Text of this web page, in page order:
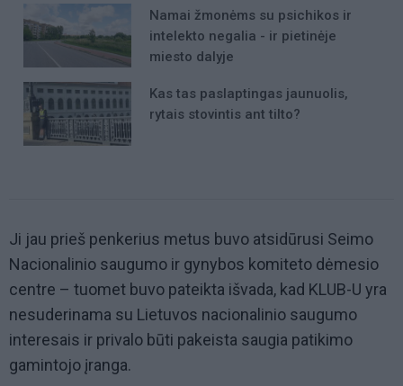
Namai žmonėms su psichikos ir
intelekto negalia - ir pietinėje
miesto dalyje
Kas tas paslaptingas jaunuolis,
rytais stovintis ant tilto?
Ji jau prieš penkerius metus buvo atsidūrusi Seimo
Nacionalinio saugumo ir gynybos komiteto dėmesio
centre – tuomet buvo pateikta išvada, kad KLUB-U yra
nesuderinama su Lietuvos nacionalinio saugumo
interesais ir privalo būti pakeista saugia patikimo
gamintojo įranga.